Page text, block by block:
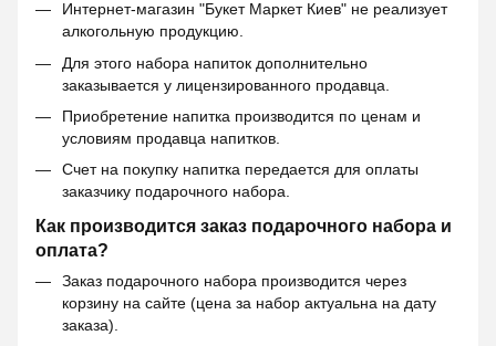
Интернет-магазин "Букет Маркет Киев" не реализует
алкогольную продукцию.
Для этого набора напиток дополнительно
заказывается у лицензированного продавца.
Приобретение напитка производится по ценам и
условиям продавца напитков.
Счет на покупку напитка передается для оплаты
заказчику подарочного набора.
Как производится заказ подарочного набора и
оплата?
Заказ подарочного набора производится через
корзину на сайте (цена за набор актуальна на дату
заказа).